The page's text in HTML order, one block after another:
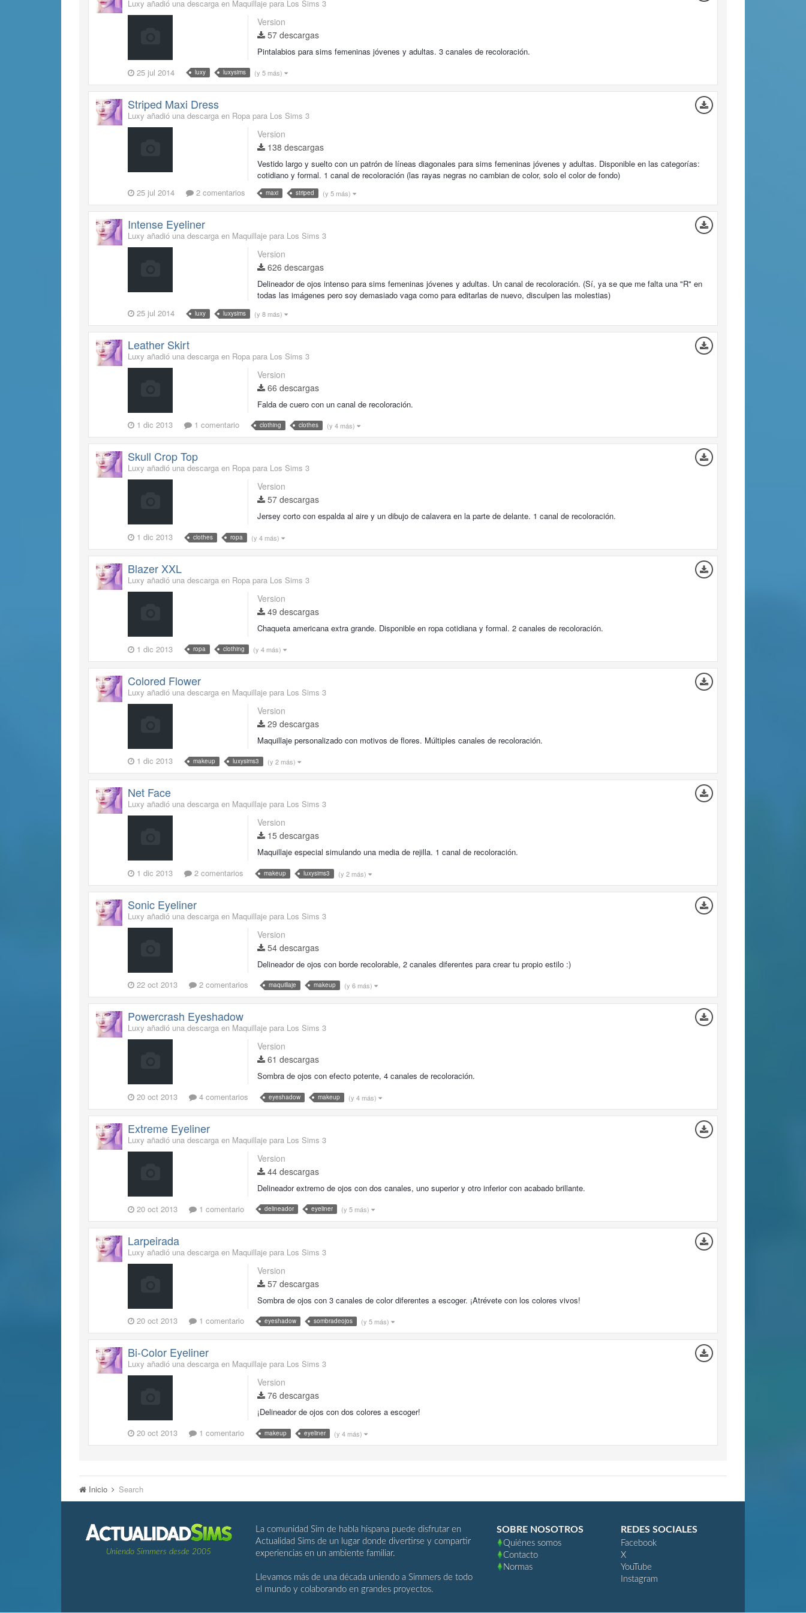
Luxy añadió una descarga en Maquillaje para Los Sims 3
Version
57 descargas
Pintalabios para sims femeninas jóvenes y adultas. 3 canales de recoloración.
25 jul 2014
luxy luxysims (y 5 más)
Striped Maxi Dress
Luxy añadió una descarga en Ropa para Los Sims 3
Version
138 descargas
Vestido largo y suelto con un patrón de líneas diagonales para sims femeninas jóvenes y adultas. Disponible en las categorías:
cotidiano y formal. 1 canal de recoloración (las rayas negras no cambian de color, solo el color de fondo)
25 jul 2014
2 comentarios maxi striped (y 5 más)
Intense Eyeliner
Luxy añadió una descarga en Maquillaje para Los Sims 3
Version
626 descargas
Delineador de ojos intenso para sims femeninas jóvenes y adultas. Un canal de recoloración. (Sí, ya se que me falta una "R" en
todas las imágenes pero soy demasiado vaga como para editarlas de nuevo, disculpen las molestias)
25 jul 2014
luxy luxysims (y 8 más)
Leather Skirt
Luxy añadió una descarga en Ropa para Los Sims 3
Version
66 descargas
Falda de cuero con un canal de recoloración.
1 dic 2013
1 comentario clothing clothes (y 4 más)
Skull Crop Top
Luxy añadió una descarga en Ropa para Los Sims 3
Version
57 descargas
Jersey corto con espalda al aire y un dibujo de calavera en la parte de delante. 1 canal de recoloración.
1 dic 2013
clothes ropa (y 4 más)
Blazer XXL
Luxy añadió una descarga en Ropa para Los Sims 3
Version
49 descargas
Chaqueta americana extra grande. Disponible en ropa cotidiana y formal. 2 canales de recoloración.
1 dic 2013
ropa clothing (y 4 más)
Colored Flower
Luxy añadió una descarga en Maquillaje para Los Sims 3
Version
29 descargas
Maquillaje personalizado con motivos de flores. Múltiples canales de recoloración.
1 dic 2013
makeup luxysims3 (y 2 más)
Net Face
Luxy añadió una descarga en Maquillaje para Los Sims 3
Version
15 descargas
Maquillaje especial simulando una media de rejilla. 1 canal de recoloración.
1 dic 2013
2 comentarios makeup luxysims3 (y 2 más)
Sonic Eyeliner
Luxy añadió una descarga en Maquillaje para Los Sims 3
Version
54 descargas
Delineador de ojos con borde recolorable, 2 canales diferentes para crear tu propio estilo :)
22 oct 2013
2 comentarios maquillaje makeup (y 6 más)
Powercrash Eyeshadow
Luxy añadió una descarga en Maquillaje para Los Sims 3
Version
61 descargas
Sombra de ojos con efecto potente, 4 canales de recoloración.
20 oct 2013
4 comentarios eyeshadow makeup (y 4 más)
Extreme Eyeliner
Luxy añadió una descarga en Maquillaje para Los Sims 3
Version
44 descargas
Delineador extremo de ojos con dos canales, uno superior y otro inferior con acabado brillante.
20 oct 2013
1 comentario delineador eyeliner (y 5 más)
Larpeirada
Luxy añadió una descarga en Maquillaje para Los Sims 3
Version
57 descargas
Sombra de ojos con 3 canales de color diferentes a escoger. ¡Atrévete con los colores vivos!
20 oct 2013
1 comentario eyeshadow sombradeojos (y 5 más)
Bi-Color Eyeliner
Luxy añadió una descarga en Maquillaje para Los Sims 3
Version
76 descargas
¡Delineador de ojos con dos colores a escoger!
20 oct 2013
1 comentario makeup eyeliner (y 4 más)
Inicio Search
Uniendo Simmers desde 2005
La comunidad Sim de habla hispana puede disfrutar en
Actualidad Sims de un lugar donde divertirse y compartir
experiencias en un ambiente familiar.
Llevamos más de una década uniendo a Simmers de todo
el mundo y colaborando en grandes proyectos.
SOBRE NOSOTROS
Quiénes somos
Contacto
Normas
REDES SOCIALES
Facebook
X
YouTube
Instagram